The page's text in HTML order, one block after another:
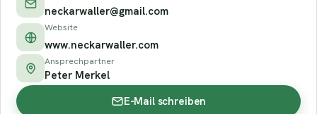
neckarwaller@gmail.com
Website
www.neckarwaller.com
Ansprechpartner
Peter Merkel
E-Mail schreiben